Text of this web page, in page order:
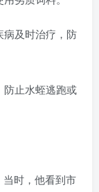
病及时治疗，防
防止水蛭逃跑或
时，他看到市